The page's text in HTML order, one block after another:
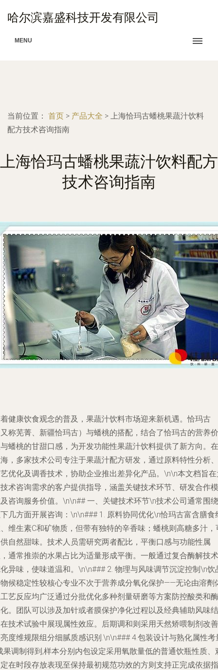
哈尔滨嘉盛科技开发有限公司
MENU
当前位置： 首页 > 产品大全 > 上海恰玛古蟠桃果蔬汁饮料
配方技术咨询指南
上海恰玛古蟠桃果蔬汁饮料配方
技术咨询指南
健康饮食观念的普及，果蔬汁饮料市场迎来新机遇。恰玛古
称芜菁、新疆恰玛古）与蟠桃的搭配，结合了恰玛古的营养价
蟠桃的甘甜口感，为开发功能性果蔬汁饮料提供了新方向。在
，多家技术公司专注于果蔬汁配方研发，通过原料特性分析、
优化及调香技术，协助企业推出差异化产品。\n\n本文档旨
术咨询需求的客户提供指导，涵盖关键技术环节、研发合作模
咨询服务价值。\n\n## 一、关键技术环节\n技术公司通常围绕
几方面开展咨询：\n\n### 1. 原料协同优化\n恰玛古富含膳食
维生素C和矿物质，但带有独特的辛香味；蟠桃则高糖多汁，
自然甜味。技术人员需研究两者配比，平衡口感与功能性属
通常推崇的水果占比为适量形成平衡。一般通过复合酶解技术
异味，使味道温和。\n\n### 2. 物理与风味调节沉淀控制\n饮
候稳定性较核心专业不次于营养成分氧化保护——无论由溶劑
艺反应均广泛通过分批优化多种剂量研磨等方案防控酸类和酶
。团队可以涉及加针或者膜保护净化过程以及经典辅助风味结
技术试验中展现属性效应。后期调和则采用天然矫喂制剂改善
度维规限组分细腻质感识别.\n\n### 4.包装设计与熟化属性考
果调制得到,样本分别内包设定采用氧散量低的普通饮瓶性质、
在时段存放表现至保持最初规范功效的方则支持正完成依据指